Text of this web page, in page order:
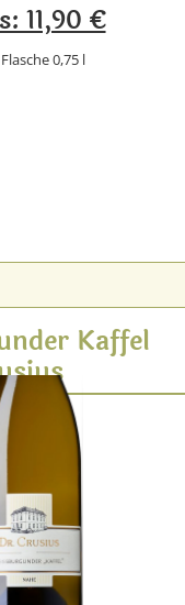
11,90 €
0,75 l
Kaffel